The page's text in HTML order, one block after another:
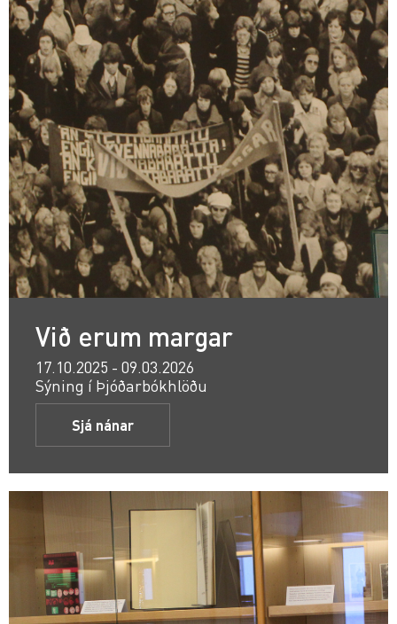
Við erum margar
17.10.2025 - 09.03.2026
Sýning í Þjóðarbókhlöðu
Sjá nánar